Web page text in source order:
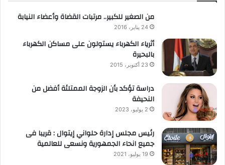
من الصغير للكبير.. مرتبات القضاة وأعضاء النيابة
24 يناير، 2016
أثرياء الكهرباء يستولون على مساكن الكهرباء
بالبحيرة
23 أكتوبر، 2015
دراسة تؤكد بأن الزوجة الممتلئة أفضل من
النحيفة
2 يوليو، 2023
رئيس مجلس إدارة حلواني إيتوال : قريبا فى
جميع انحاء الجمهورية ونسعى للعالمية
19 يوليو، 2021